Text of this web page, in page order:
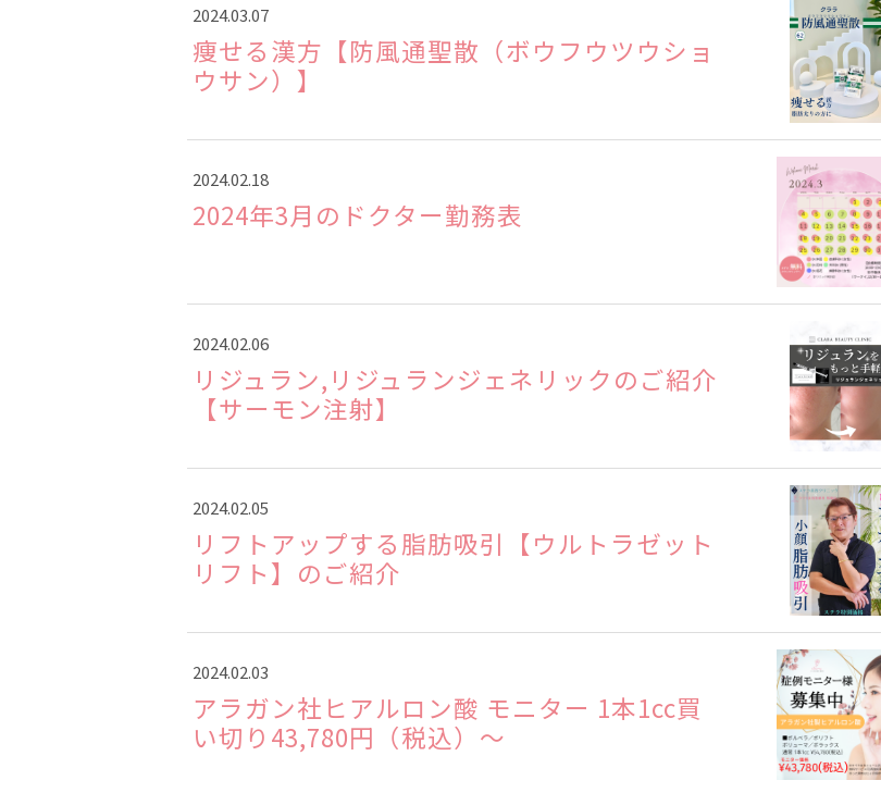
2024.03.07
痩せる漢方【防風通聖散（ボウフウツウショ
ウサン）】
2024.02.18
2024年3月のドクター勤務表
2024.02.06
リジュラン,リジュランジェネリックのご紹介
【サーモン注射】
2024.02.05
リフトアップする脂肪吸引【ウルトラゼット
リフト】のご紹介
2024.02.03
アラガン社ヒアルロン酸 モニター 1本1cc買
い切り43,780円（税込）〜